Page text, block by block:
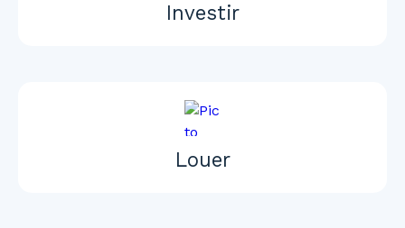
Investir
Louer